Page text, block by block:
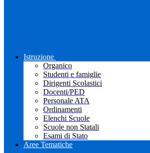
Istruzione
Organico
Studenti e famiglie
Dirigenti Scolastici
Docenti/PED
Personale ATA
Ordinamenti
Elenchi Scuole
Scuole non Statali
Esami di Stato
Aree Tematiche